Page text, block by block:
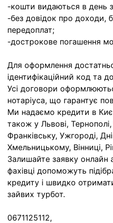
-кошти видаються в день
-без довідок про доходи,
передоплат;
-дострокове погашення
Для оформлення
ідентифікаційний код та
Усі договори
нотаріуса, що гарантує
Ми надаємо кредити в
також у Львові,
Франківську, Ужгороді,
Хмельницькому, Вінниці,
Залишайте заявку
фахівці допоможуть
кредиту і швидко
зайвих турбот.
0671125112,